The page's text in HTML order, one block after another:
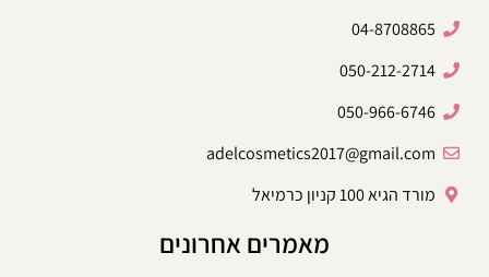
04-8708865
050-212-2714
050-966-6746
adelcosmetics2017@gmail.com
מורד הגיא 100 קניון כרמיאל
מאמרים אחרונים